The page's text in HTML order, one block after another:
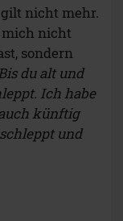
nicht mehr.
mich nicht
sondern
du alt und
Ich habe
künftig
und